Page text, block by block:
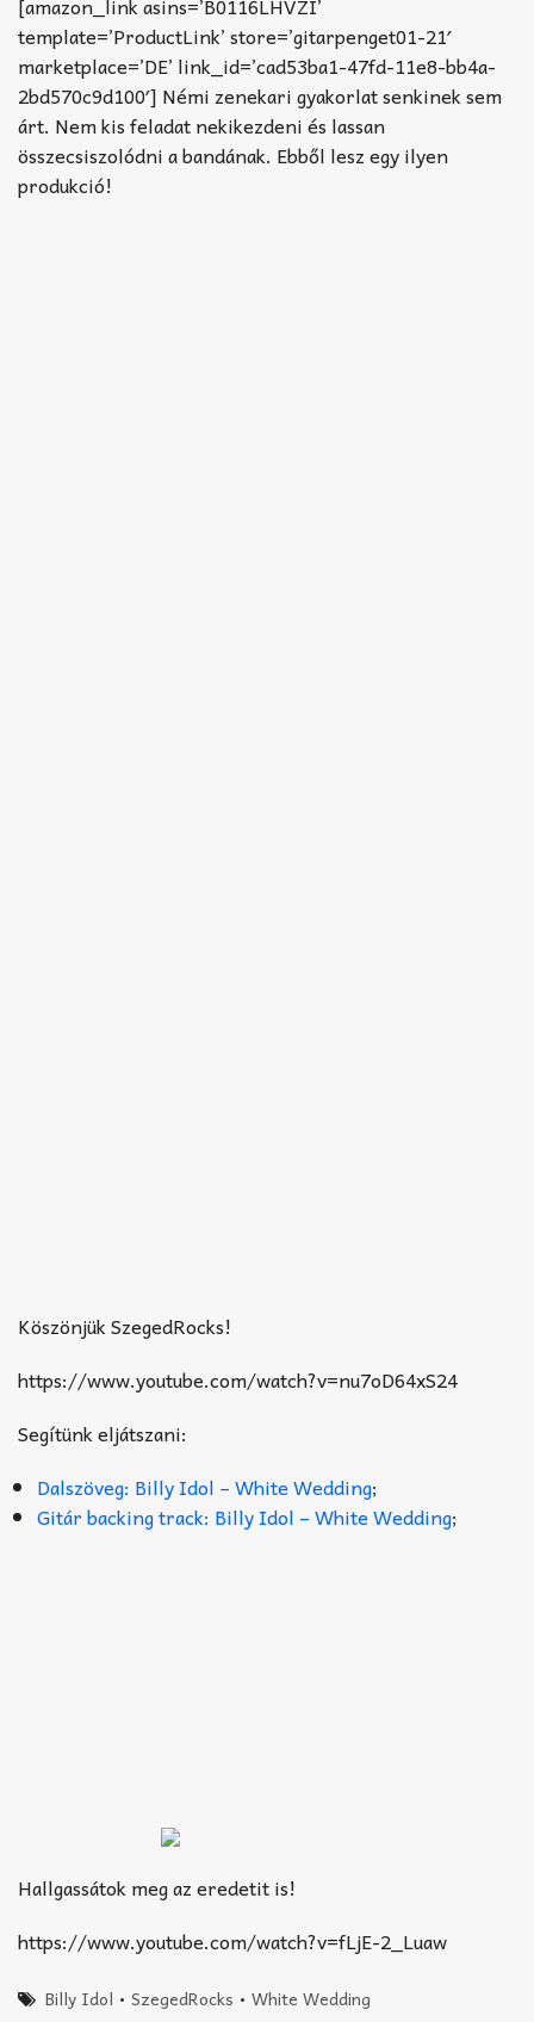
TABok
Improvizáció
template=’ProductLink’ store=’gitarpenget01-21′
marketplace=’DE’ link_id=’cad53ba1-47fd-11e8-bb4a-
2bd570c9d100′] Némi zenekari gyakorlat senkinek sem
árt. Nem kis feladat nekikezdeni és lassan
összecsiszolódni a bandának. Ebből lesz egy ilyen
produkció!
Köszönjük SzegedRocks!
https://www.youtube.com/watch?v=nu7oD64xS24
Segítünk eljátszani:
Dalszöveg: Billy Idol – White Wedding;
Gitár backing track: Billy Idol – White Wedding;
Hallgassátok meg az eredetit is!
https://www.youtube.com/watch?v=fLjE-2_Luaw
Billy Idol •SzegedRocks •White Wedding